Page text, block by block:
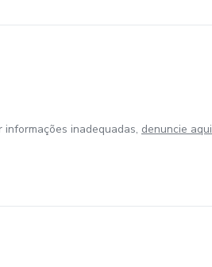
inadequadas, denuncie aqui